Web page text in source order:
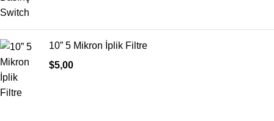
10” 5 Mikron İplik Filtre
$5,00